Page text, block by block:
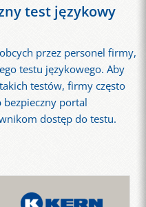
test językowy
przez personel firmy,
testu językowego. Aby
testów, firmy często
portal
dostęp do testu.